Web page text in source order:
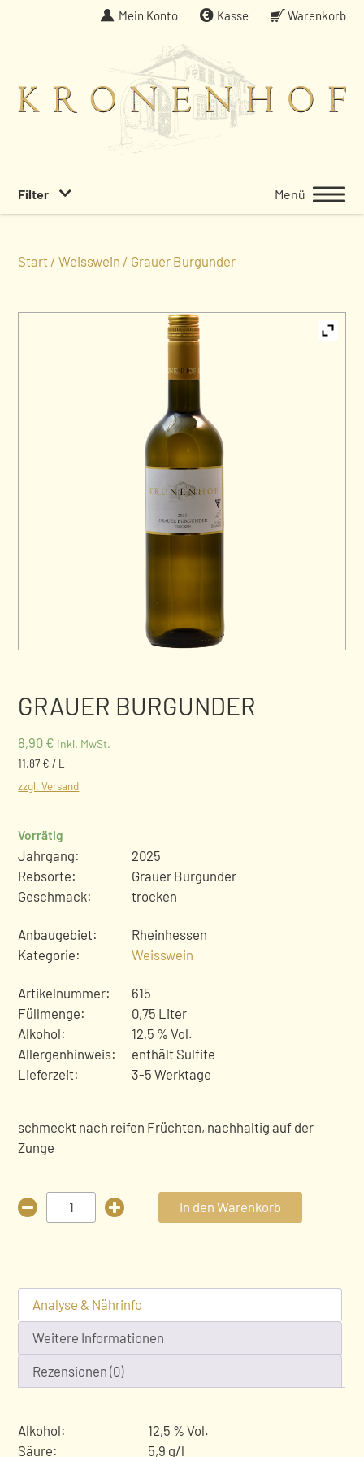
Mein Konto Kasse Warenkorb
Menü
Filter
Start /Weisswein / Grauer Burgunder
GRAUER BURGUNDER
8,90 € inkl. MwSt.
11,87 € / L
zzgl. Versand
Vorrätig
Jahrgang:
2025
Rebsorte:
Grauer Burgunder
Geschmack:
trocken
Anbaugebiet:
Rheinhessen
Kategorie:
Weisswein
Artikelnummer:
615
Füllmenge:
0,75 Liter
Alkohol:
12,5 % Vol.
Allergenhinweis:
enthält Sulfite
Lieferzeit:
3-5 Werktage
schmeckt nach reifen Früchten, nachhaltig auf der
Zunge
Grauer
Burgunder
In den Warenkorb
Analyse & Nährinfo
Weitere Informationen
Rezensionen (0)
Alkohol:
12,5 % Vol.
Säure:
5,9 g/l